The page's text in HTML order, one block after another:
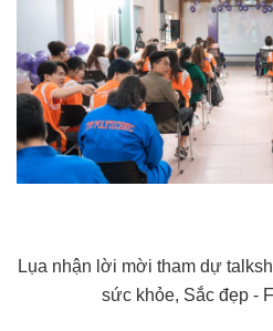
Lụa nhận lời mời tham dự
sức khỏe, Sắc đẹp -